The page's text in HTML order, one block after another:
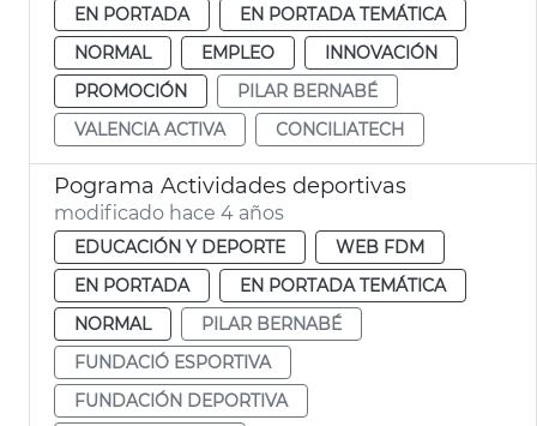
EN PORTADA
EN PORTADA TEMÁTICA
NORMAL
EMPLEO
INNOVACIÓN
PROMOCIÓN
PILAR BERNABÉ
VALENCIA ACTIVA
CONCILIATECH
Pograma Actividades deportivas
modificado hace 4 años
EDUCACIÓN Y DEPORTE
WEB FDM
EN PORTADA
EN PORTADA TEMÁTICA
NORMAL
PILAR BERNABÉ
FUNDACIÓ ESPORTIVA
FUNDACIÓN DEPORTIVA